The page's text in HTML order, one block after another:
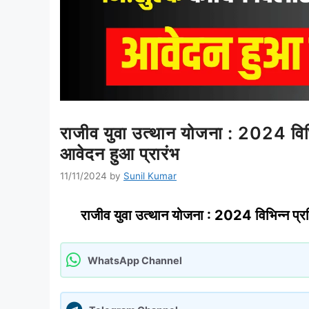
राजीव युवा उत्थान योजना : 2024
आवेदन हुआ प्रारंभ
11/11/2024 by Sunil Kumar
राजीव युवा उत्थान योजना : 2024 विभिन्न
WhatsApp Channel